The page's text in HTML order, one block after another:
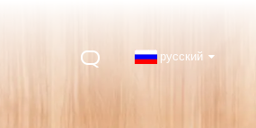
русский